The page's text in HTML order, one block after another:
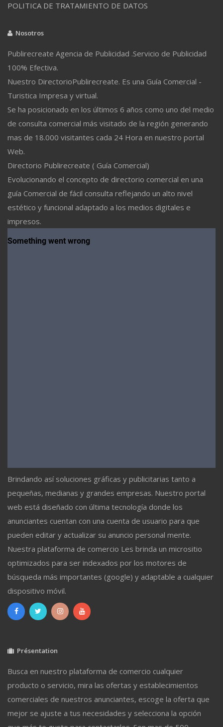
POLITICA DE TRATAMIENTO DE DATOS
Nosotros
Publirecreate Agencia de Publicidad .Servicio de Publicidad
100% Efectiva.
Nuestro DirectorioPublirecreate. Es una Guía Comercial -
Turistica Impresa y virtual.
Se ha posicionado en los últimos 6 años como uno del medio
de consulta comercial más visitado de la región generando
mas de 18.000 visitantes cada 24 Hora en nuestro portal
Web.
Directorio Publirecreate ( Guía Comercial)
Evolucionando el concepto de directorio comercial en una
guía Comercial de fácil consulta reflejando un alto nivel
estético y funcional adaptado a los medios digitales e
impresos.
Brindando así soluciones gráficas y publicitarias tanto a
pequeñas, medianas y grandes empresas. Nuestro portal
web está diseñado con última tecnología donde los
anunciantes cuentan con una cuenta de usuario para que
pueden editar y actualizar su anuncio personal mente.
Nuestra plataforma de comercio Les brinda un micrositio
optimizados para ser indexados por los motores de
búsqueda más importantes (google) y adaptable a cualquier
dispositivo móvil.
Présentation
Busca en nuestro plataforma de comercio cualquier
producto o servicio, mira las ofertas y establecimientos
comerciales de nuestros anunciantes, escoge la oferta que
mejor se ajuste a tus necesidades y selecciona la opción